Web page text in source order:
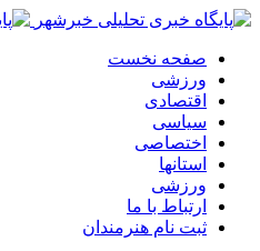
صفحه نخست
ورزشی
اقتصادی
سیاسی
اختصاصی
استانها
ورزشی
ارتباط با ما
ثبت نام هنرمندان